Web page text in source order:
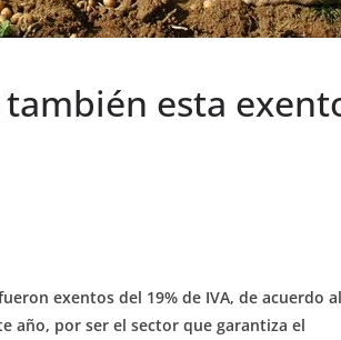
esta
exentos del 19% de IVA, de acuerdo al
año, por ser el sector que garantiza el